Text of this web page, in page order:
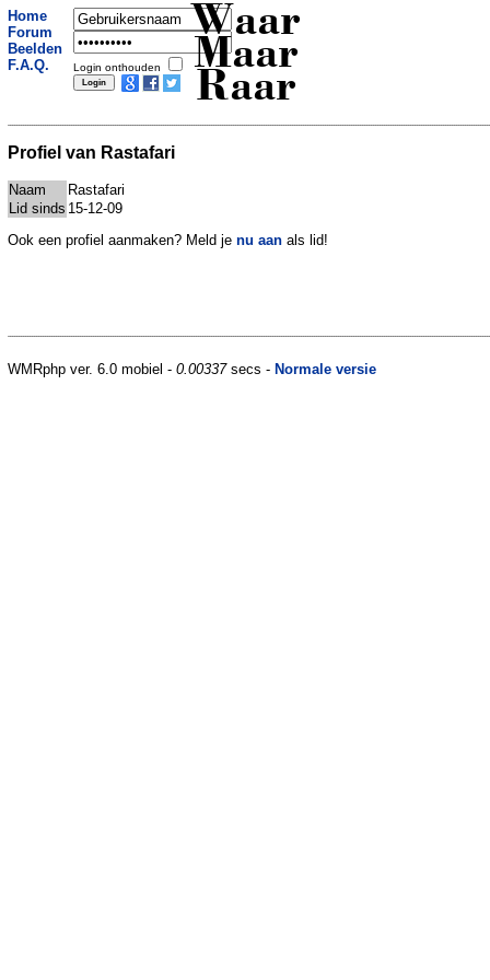
Home
Forum
Beelden
F.A.Q.
Login onthouden
Waar
Maar
Raar
Profiel van Rastafari
Naam
Rastafari
Lid sinds 15-12-09
Ook een profiel aanmaken? Meld je nu aan als lid!
WMRphp ver. 6.0 mobiel - 0.00337secs - Normale versie